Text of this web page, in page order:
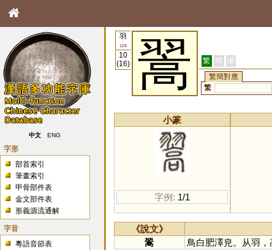
中文 ENG
字形
部首索引
筆畫索引
甲骨部件表
金文部件表
形義源流通解
字音
粵語音節表
羽
124
10
(16)
翯 繁 簡 港
繁簡對應
繁
小篆
字例: 1/1
《說文》
翯
鳥白肥澤皃。从羽，